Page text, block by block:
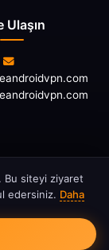
Ulaşın
Bu siteyi ziyaret
edersiniz. Daha